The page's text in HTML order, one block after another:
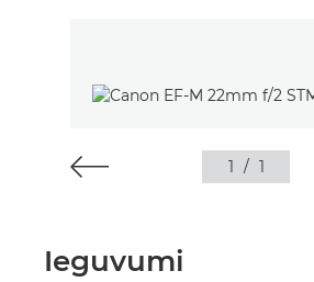
1 / 1
Ieguvumi